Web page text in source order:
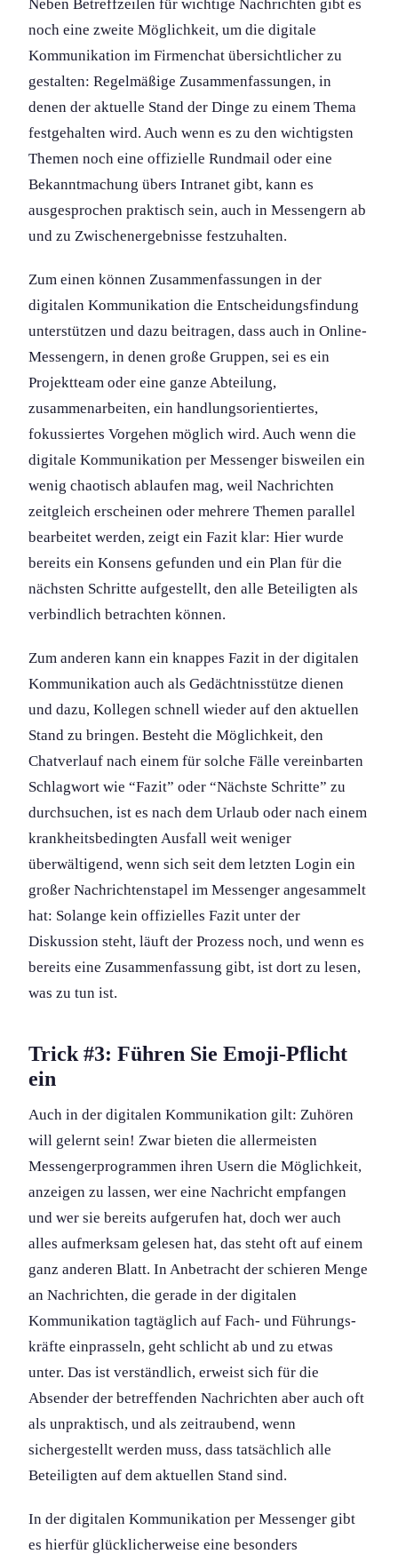
Neben Betreffzeilen für wichtige Nachrichten gibt es
noch eine zweite Möglichkeit, um die digitale
Kommunikation im Firmenchat übersichtlicher zu
gestalten: Regelmäßige Zusammenfassung­en, in
denen der aktuelle Stand der Dinge zu einem Thema
festgehalten wird. Auch wenn es zu den wichtigsten
Themen noch eine offizielle Rundmail oder eine
Bekanntmachung übers Intranet gibt, kann es
ausgesprochen praktisch sein, auch in Messengern ab
und zu Zwischenergebniss­e festzuhalten.
Zum einen können Zusammenfassung­en in der
digitalen Kommunikation die Entscheidungs­findung
unterstützen und dazu beitragen, dass auch in Online-
Messengern, in denen große Gruppen, sei es ein
Projektteam oder eine ganze Abteilung,
zusammenarbeiten, ein handlungs­orientiertes,
fokussiertes Vorgehen möglich wird. Auch wenn die
digitale Kommunikation per Messenger bisweilen ein
wenig chaotisch ablaufen mag, weil Nachrichten
zeitgleich erscheinen oder mehrere Themen parallel
bearbeitet werden, zeigt ein Fazit klar: Hier wurde
bereits ein Konsens gefunden und ein Plan für die
nächsten Schritte aufgestellt, den alle Beteiligten als
verbindlich betrachten können.
Zum anderen kann ein knappes Fazit in der digitalen
Kommunikation auch als Gedächtniss­tütze dienen
und dazu, Kollegen schnell wieder auf den aktuellen
Stand zu bringen. Besteht die Möglichkeit, den
Chatverlauf nach einem für solche Fälle vereinbarten
Schlagwort wie “Fazit” oder “Nächste Schritte” zu
durchsuchen, ist es nach dem Urlaub oder nach einem
krankheits­bedingten Ausfall weit weniger
überwältigend, wenn sich seit dem letzten Login ein
großer Nachrichtenstapel im Messenger angesammelt
hat: Solange kein offizielles Fazit unter der
Diskussion steht, läuft der Prozess noch, und wenn es
bereits eine Zusammenfassung gibt, ist dort zu lesen,
was zu tun ist.
Trick #3: Führen Sie Emoji-Pflicht
ein
Auch in der digitalen Kommunikation gilt: Zuhören
will gelernt sein! Zwar bieten die allermeisten
Messengerprogrammen ihren Usern die Möglichkeit,
anzeigen zu lassen, wer eine Nachricht empfangen
und wer sie bereits aufgerufen hat, doch wer auch
alles aufmerksam gelesen hat, das steht oft auf einem
ganz anderen Blatt. In Anbetracht der schieren Menge
an Nachrichten, die gerade in der digitalen
Kommunikation tagtäglich auf Fach- und Führungs­
kräfte einprasseln, geht schlicht ab und zu etwas
unter. Das ist verständlich, erweist sich für die
Absender der betreffenden Nachrichten aber auch oft
als unpraktisch, und als zeitraubend, wenn
sichergestellt werden muss, dass tatsächlich alle
Beteiligten auf dem aktuellen Stand sind.
In der digitalen Kommunikation per Messenger gibt
es hierfür glücklicherweise eine besonders